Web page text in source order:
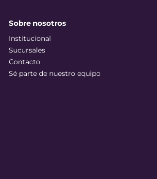
Sobre nosotros
Institucional
Sucursales
Contacto
Sé parte de nuestro equipo